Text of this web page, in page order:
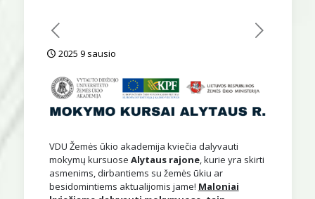
2025 9 sausio
VDU Žemės ūkio akademija kviečia dalyvauti
mokymų kursuose Alytaus rajone, kurie yra skirti
asmenims, dirbantiems su žemės ūkiu ar
besidomintiems aktualijomis jame! Maloniai